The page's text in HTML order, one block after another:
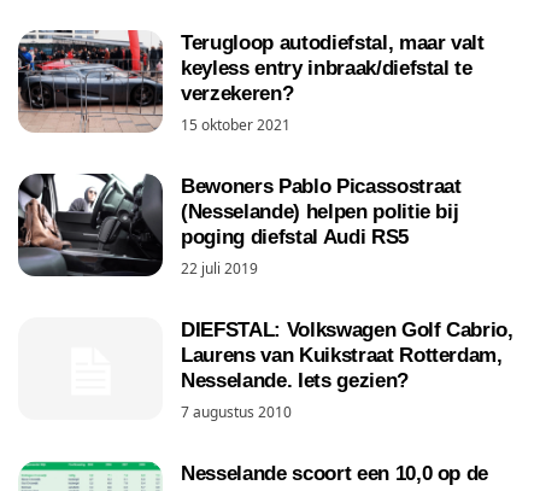
Terugloop autodiefstal, maar valt
keyless entry inbraak/diefstal te
verzekeren?
15 oktober 2021
Bewoners Pablo Picassostraat
(Nesselande) helpen politie bij
poging diefstal Audi RS5
22 juli 2019
DIEFSTAL: Volkswagen Golf Cabrio,
Laurens van Kuikstraat Rotterdam,
Nesselande. Iets gezien?
7 augustus 2010
Nesselande scoort een 10,0 op de